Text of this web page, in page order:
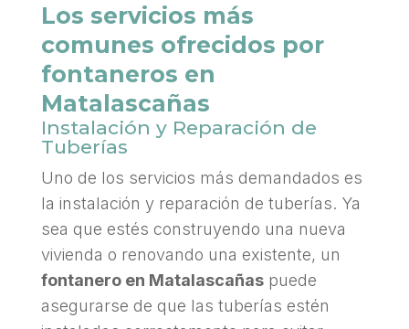
Los servicios más
comunes ofrecidos por
fontaneros en
Matalascañas
Instalación y Reparación de
Tuberías
Uno de los servicios más demandados es
la instalación y reparación de tuberías. Ya
sea que estés construyendo una nueva
vivienda o renovando una existente, un
fontanero en Matalascañaspuede
asegurarse de que las tuberías estén